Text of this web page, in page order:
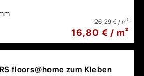
26,29 € / m²
16,80 € / m²
floors@home zum Kleben